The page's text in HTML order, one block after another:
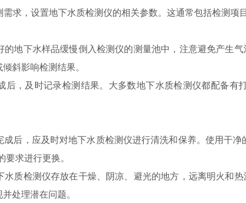
，设置地下水质检测仪的相关参数。这通常包括检测项
下水样品缓慢倒入检测仪的测量池中，注意避免产生
斜影响检测结果。
，及时记录检测结果。大多数地下水质检测仪都配备有
，应及时对地下水质检测仪进行清洗和保养。使用干净
求进行更换。
检测仪存放在干燥、阴凉、避光的地方，远离明火和
处理潜在问题。